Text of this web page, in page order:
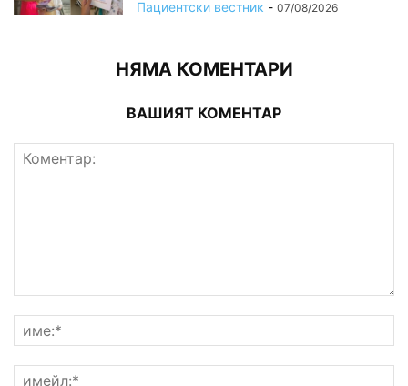
Пациентски вестник - 07/08/2026
НЯМА КОМЕНТАРИ
ВАШИЯТ КОМЕНТАР